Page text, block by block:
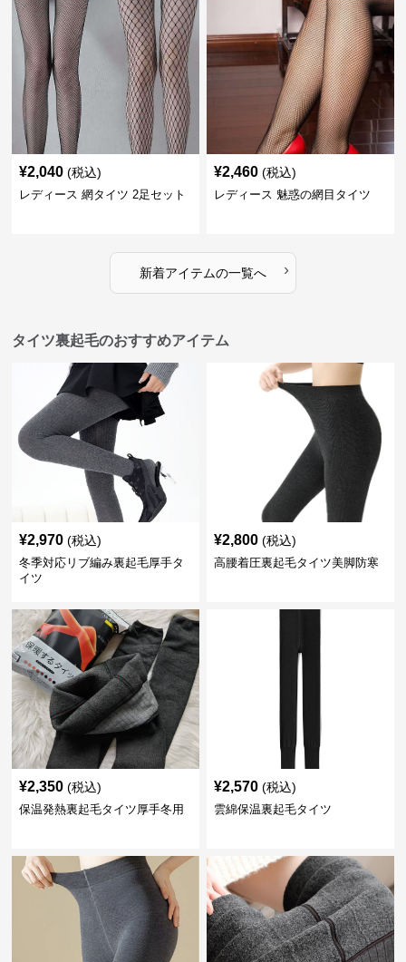
¥2,040 (税込)
レディース 網タイツ 2足セット
¥2,460 (税込)
レディース 魅惑の網目タイツ
新着アイテムの一覧へ ›
タイツ裏起毛のおすすめアイテム
¥2,970 (税込)
冬季対応リブ編み裏起毛厚手タ
イツ
¥2,800 (税込)
高腰着圧裏起毛タイツ美脚防寒
¥2,350 (税込)
保温発熱裏起毛タイツ厚手冬用
¥2,570 (税込)
雲綿保温裏起毛タイツ